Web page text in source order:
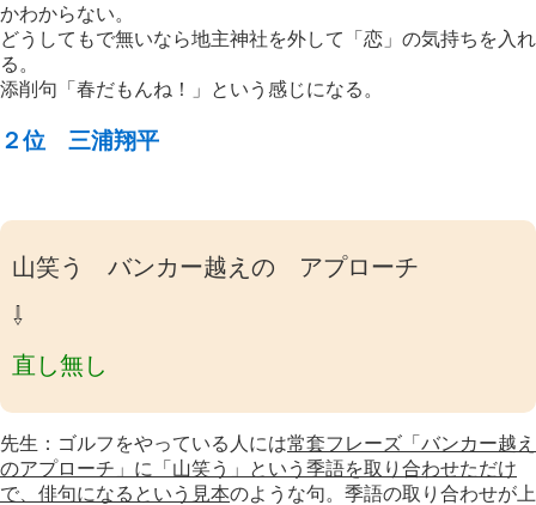
かわからない。
どうしてもで無いなら地主神社を外して「恋」の気持ちを入れ
る。
添削句「春だもんね！」という感じになる。
２位 三浦翔平
山笑う バンカー越えの アプローチ
⇩
直し無し
先生：ゴルフをやっている人には常套フレーズ「バンカー越え
のアプローチ」に「山笑う」という季語を取り合わせただけ
で、俳句になるという見本のような句。季語の取り合わせが上